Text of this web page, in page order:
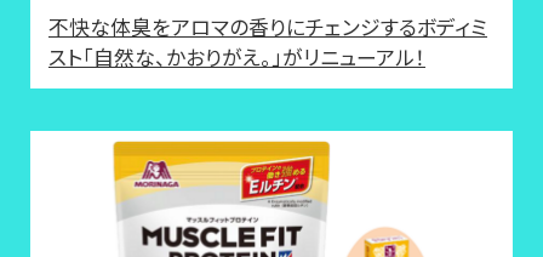
不快な体臭をアロマの香りにチェンジするボディミ
スト「自然な、かおりがえ。」がリニューアル！